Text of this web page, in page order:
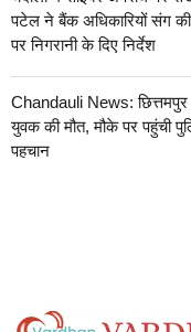
पटेल ने बैंक अधिकारियों संग
पर निगरानी के दिए निर्देश
Chandauli News:
युवक की मौत, मौके पर पहुंची
पहचान